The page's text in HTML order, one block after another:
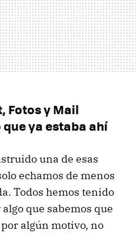
Fotos y Mail
ya estaba ahí
una de esas
echamos de menos
Todos hemos tenido
que sabemos que
algún motivo, no